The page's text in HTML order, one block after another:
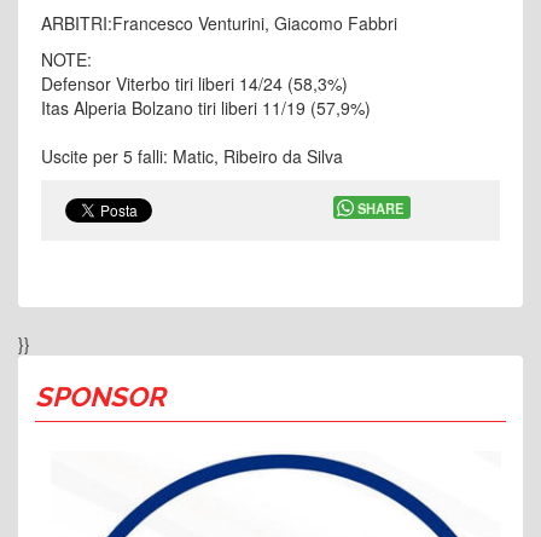
}}
SPONSOR
ARBITRI:Francesco Venturini, Giacomo Fabbri
NOTE:
Defensor Viterbo tiri liberi 14/24 (58,3%)
Itas Alperia Bolzano tiri liberi 11/19 (57,9%)
Uscite per 5 falli: Matic, Ribeiro da Silva
SHARE